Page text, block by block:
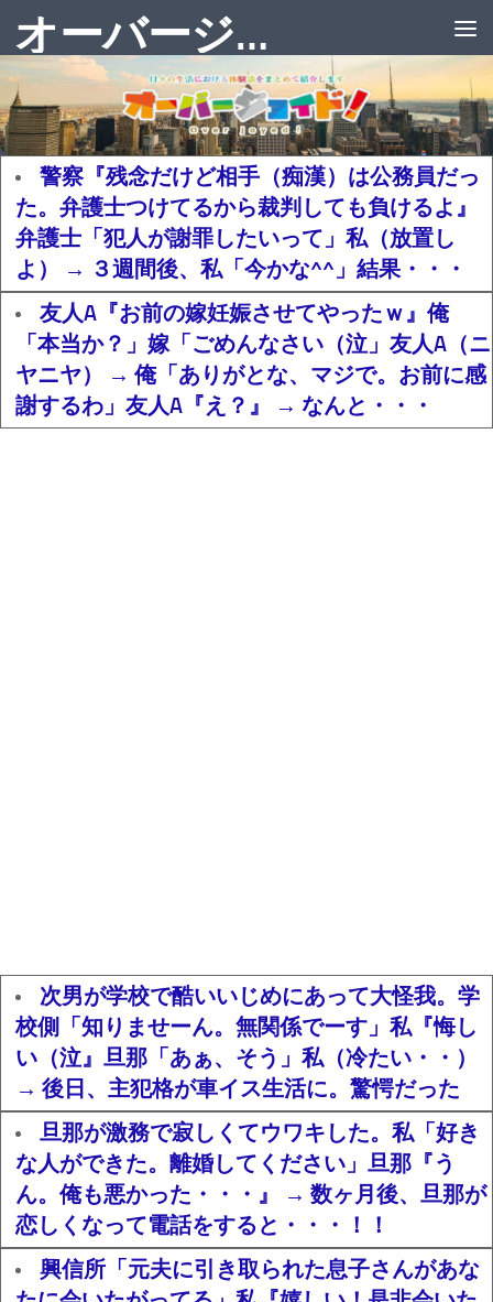
オーバージョイド！
警察『残念だけど相手（痴漢）は公務員だっ
た。弁護士つけてるから裁判しても負けるよ』
弁護士「犯人が謝罪したいって」私（放置し
よ） → ３週間後、私「今かな^^」結果・・・
友人A『お前の嫁妊娠させてやったｗ』俺
「本当か？」嫁「ごめんなさい（泣」友人A（ニ
ヤニヤ） → 俺「ありがとな、マジで。お前に感
謝するわ」友人A『え？』 → なんと・・・
次男が学校で酷いいじめにあって大怪我。学
校側「知りませーん。無関係でーす」私『悔し
い（泣』旦那「あぁ、そう」私（冷たい・・）
→ 後日、主犯格が車イス生活に。驚愕だった
旦那が激務で寂しくてウワキした。私「好き
な人ができた。離婚してください」旦那『う
ん。俺も悪かった・・・』 → 数ヶ月後、旦那が
恋しくなって電話をすると・・・！！
興信所「元夫に引き取られた息子さんがあな